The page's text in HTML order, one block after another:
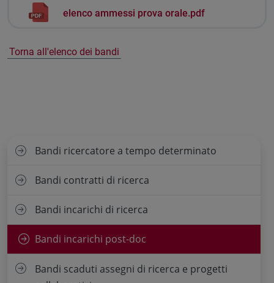
elenco ammessi prova orale.pdf
Torna all'elenco dei bandi
Bandi ricercatore a tempo determinato
Bandi contratti di ricerca
Bandi incarichi di ricerca
Bandi incarichi post-doc
Bandi scaduti assegni di ricerca e progetti